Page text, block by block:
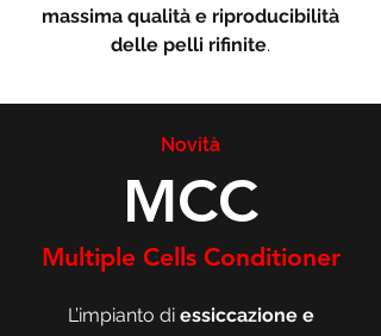
massima qualità e riproducibilità
delle pelli rifinite.
Novità
MCC
Multiple Cells Conditioner
L’impianto di essiccazione e